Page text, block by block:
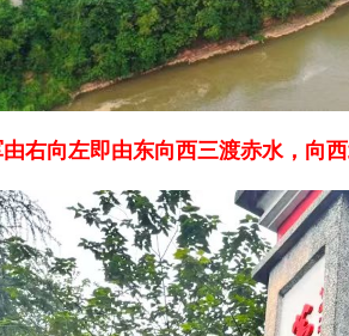
右向左即由东向西三渡赤水，向